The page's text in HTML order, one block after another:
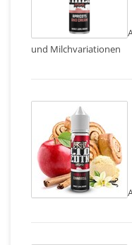
und Milchvariationen